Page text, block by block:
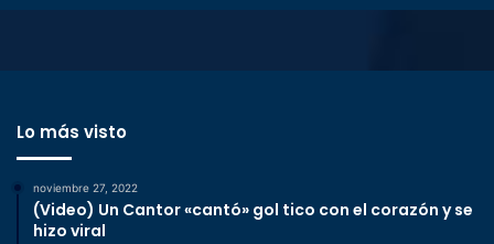
Lo más visto
noviembre 27, 2022
(Video) Un Cantor «cantó» gol tico con el corazón y se
hizo viral